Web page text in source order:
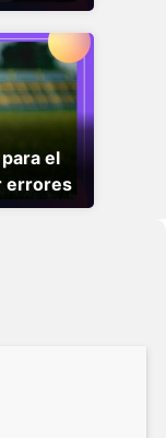
el
errores